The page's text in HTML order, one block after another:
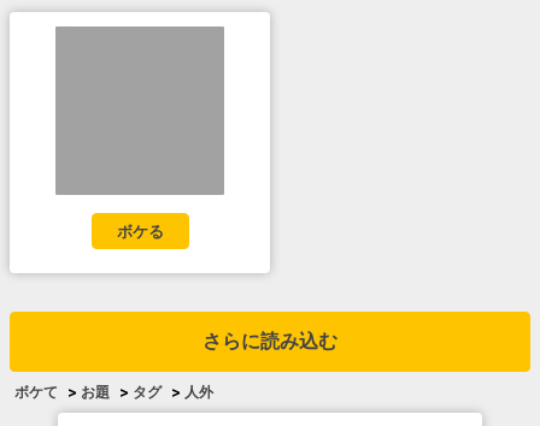
ボケる
さらに読み込む
ボケて > お題 > タグ > 人外